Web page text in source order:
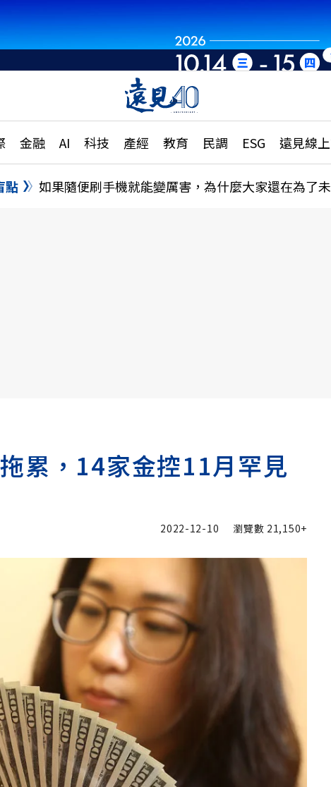
金融 AI 科技 產經 教育 民調 ESG 遠見線
國際
特輯
大學升學、職涯攻略
縣市施政調查全解析
更
點 如果隨便刷手機就能變厲害，為什麼大家還在為了
累，14家金控11月罕見
2022-12-10 瀏覽數 21,150+